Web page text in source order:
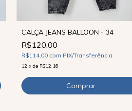
CALÇA JEANS BALLOON - 34
R$120,00
R$114,00 com PIX/Transferência
12 xde R$12,16